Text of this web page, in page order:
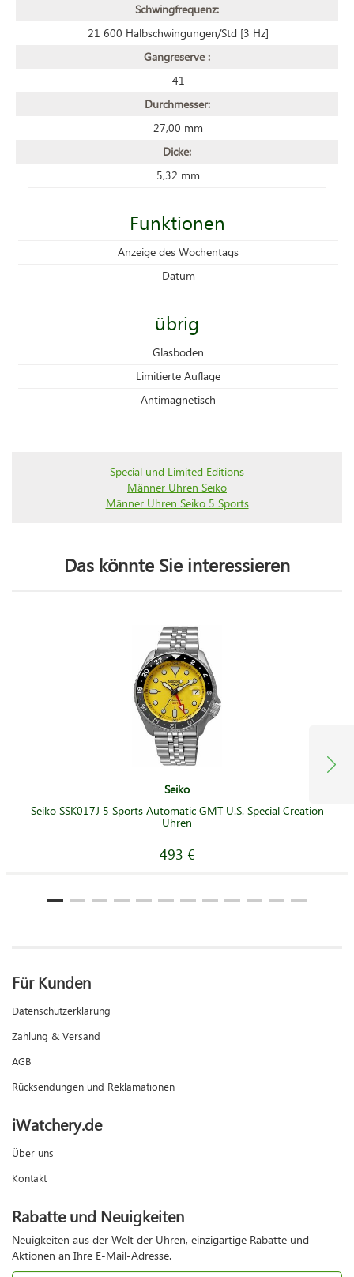
Schwingfrequenz:
21 600 Halbschwingungen/Std [3 Hz]
Gangreserve :
41
Durchmesser:
27,00 mm
Dicke:
5,32 mm
Funktionen
Anzeige des Wochentags
Datum
übrig
Glasboden
Limitierte Auflage
Antimagnetisch
Special und Limited Editions
Männer Uhren Seiko
Männer Uhren Seiko 5 Sports
Das könnte Sie interessieren
Seiko
Seiko SSK017J 5 Sports Automatic GMT U.S. Special Creation
Uhren
493 €
Für Kunden
Datenschutzerklärung
Zahlung & Versand
AGB
Rücksendungen und Reklamationen
iWatchery.de
Über uns
Kontakt
Rabatte und Neuigkeiten
Neuigkeiten aus der Welt der Uhren, einzigartige Rabatte und
Aktionen an Ihre E-Mail-Adresse.